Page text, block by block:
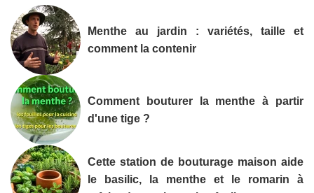
Menthe au jardin : variétés, taille et
comment la contenir
Comment bouturer la menthe à partir
d'une tige ?
Cette station de bouturage maison aide
le basilic, la menthe et le romarin à